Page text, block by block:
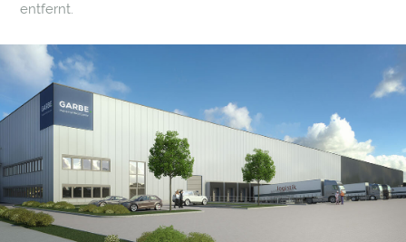
entfernt.